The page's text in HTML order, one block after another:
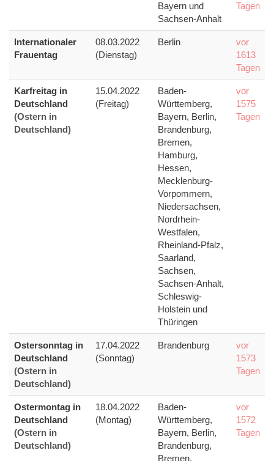
Bayern und
Sachsen-Anhalt
Tagen
Internationaler
Frauentag
08.03.2022
(Dienstag)
Berlin
vor
1613
Tagen
Karfreitag in
Deutschland
(Ostern in
Deutschland)
15.04.2022
(Freitag)
Baden-
Württemberg,
Bayern, Berlin,
Brandenburg,
Bremen,
Hamburg,
Hessen,
Mecklenburg-
Vorpommern,
Niedersachsen,
Nordrhein-
Westfalen,
Rheinland-Pfalz,
Saarland,
Sachsen,
Sachsen-Anhalt,
Schleswig-
Holstein und
Thüringen
vor
1575
Tagen
Ostersonntag in
Deutschland
(Ostern in
Deutschland)
17.04.2022
(Sonntag)
Brandenburg
vor
1573
Tagen
Ostermontag in
Deutschland
(Ostern in
Deutschland)
18.04.2022
(Montag)
Baden-
Württemberg,
Bayern, Berlin,
Brandenburg,
Bremen,
vor
1572
Tagen